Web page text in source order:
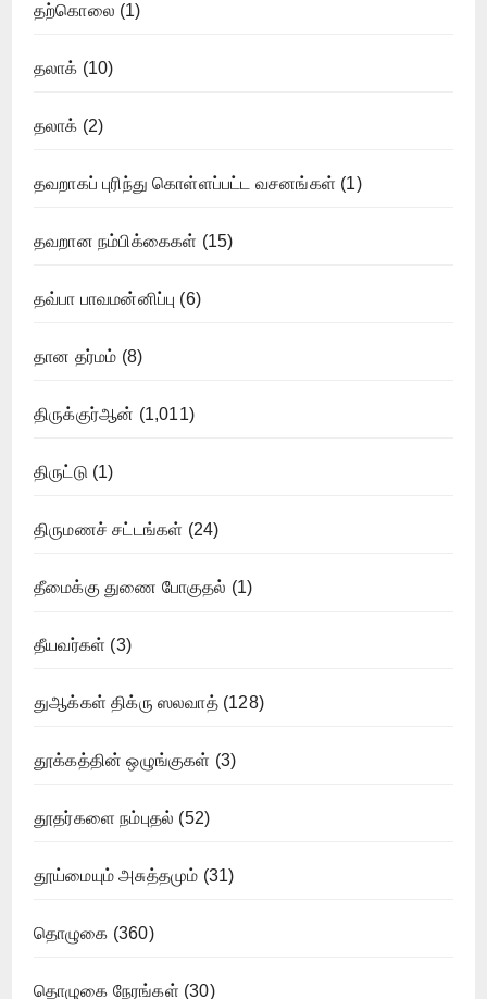
தற்கொலை (1)
தலாக் (10)
தலாக் (2)
தவறாகப் புரிந்து கொள்ளப்பட்ட வசனங்கள் (1)
தவறான நம்பிக்கைகள் (15)
தவ்பா பாவமன்னிப்பு (6)
தான தர்மம் (8)
திருக்குர்ஆன் (1,011)
திருட்டு (1)
திருமணச் சட்டங்கள் (24)
தீமைக்கு துணை போகுதல் (1)
தீயவர்கள் (3)
துஆக்கள் திக்ரு ஸலவாத்(128)
தூக்கத்தின் ஒழுங்குகள் (3)
தூதர்களை நம்புதல் (52)
தூய்மையும் அசுத்தமும் (31)
தொழுகை (360)
தொழுகை நேரங்கள் (30)